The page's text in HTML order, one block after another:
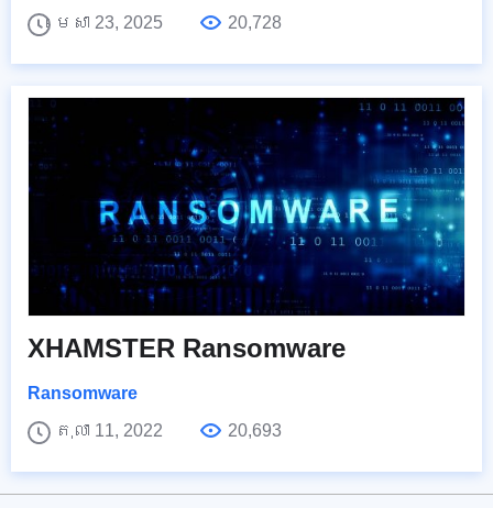
មេសា 23, 2025 20,728
XHAMSTER Ransomware
Ransomware
តុលា 11, 2022
20,693